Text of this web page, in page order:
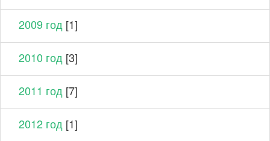
2009 год [1]
2010 год [3]
2011 год [7]
2012 год [1]